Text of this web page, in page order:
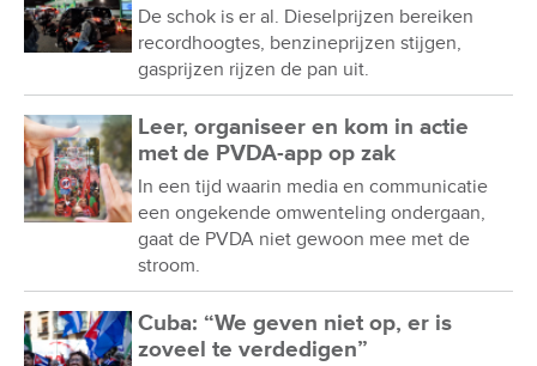
De schok is er al. Dieselprijzen bereiken
recordhoogtes, benzineprijzen stijgen,
gasprijzen rijzen de pan uit.
Leer, organiseer en kom in actie
met de PVDA-app op zak
In een tijd waarin media en communicatie
een ongekende omwenteling ondergaan,
gaat de PVDA niet gewoon mee met de
stroom.
Cuba: “We geven niet op, er is
zoveel te verdedigen”